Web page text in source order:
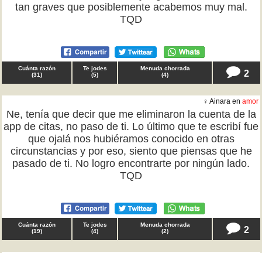
tan graves que posiblemente acabemos muy mal.
TQD
Cuánta razón
(31)
Te jodes
(5)
Menuda chorrada
(4) 2
♀ Ainara en amor
Ne, tenía que decir que me eliminaron la cuenta de la
app de citas, no paso de ti. Lo último que te escribí fue
que ojalá nos hubiéramos conocido en otras
circunstancias y por eso, siento que piensas que he
pasado de ti. No logro encontrarte por ningún lado.
TQD
Cuánta razón
(19)
Te jodes
(4)
Menuda chorrada
(2) 2